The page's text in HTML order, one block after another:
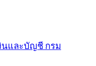
นและบัญชี กรม